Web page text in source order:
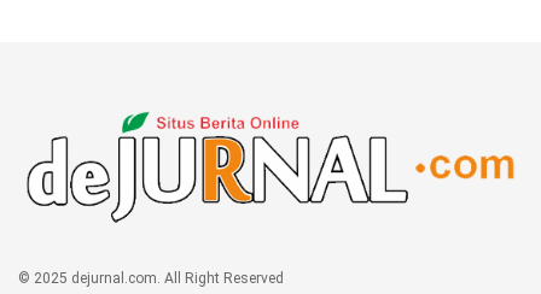
© 2025 dejurnal.com. All Right Reserved